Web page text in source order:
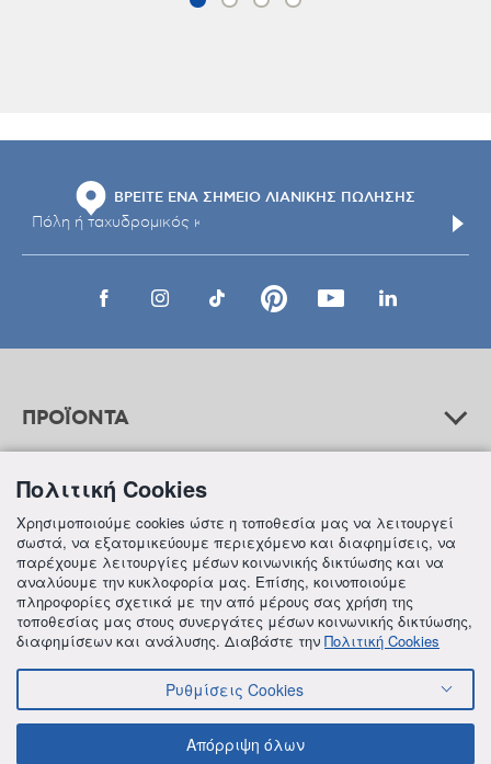
ΒΡΕΙΤΕ ΕΝΑ ΣΗΜΕΙΟ ΛΙΑΝΙΚΗΣ ΠΩΛΗΣΗΣ
ΠΡΟΪΟΝΤΑ
ΒΟΗΘΕΙΑ
ΠΛΗΡΟΦΟΡΙΕΣ
© 2018 FREZYDERM A.B.Ε.E. ALL RIGHTS RESERVED
ΟΡΟΙ ΚΑΙ ΠΡΟΫΠΟΘΕΣΕΙΣ
ΠΟΛΙΤΙΚΗ ΓΙΑ ΤΟΝ ΑΝΤΑΓΩΝΙΣΜΟ
ΠΟΛΙΤΙΚΗ ΕΣΩΤΕΡΙΚΩΝ ΑΝΑΦΟΡΩΝ & ΚΑΤΑΓΓΕΛΙΩΝ (Ν. 4990/22)
Πολιτική Cookies
Χρησιμοποιούμε cookies ώστε η τοποθεσία μας να λειτουργεί
σωστά, να εξατομικεύουμε περιεχόμενο και διαφημίσεις, να
παρέχουμε λειτουργίες μέσων κοινωνικής δικτύωσης και να
αναλύουμε την κυκλοφορία μας. Επίσης, κοινοποιούμε
πληροφορίες σχετικά με την από μέρους σας χρήση της
τοποθεσίας μας στους συνεργάτες μέσων κοινωνικής δικτύωσης,
διαφημίσεων και ανάλυσης. Διαβάστε την Πολιτική Cookies
Ρυθμίσεις Cookies
Απόρριψη όλων